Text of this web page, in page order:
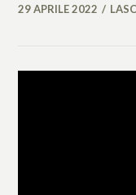
FRANCESCA
29 APRILE 2022